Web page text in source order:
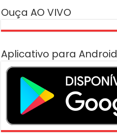
Ouça AO VIVO
Aplicativo para Android